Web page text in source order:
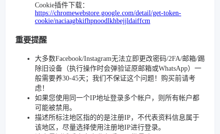
Cookie插件下载：
https://chromewebstore.google.com/detail/get-token-
cookie/naciaagbkifhpnoodlkhbejjldaiffcm
重要提醒
大多数Facebook/Instagram无法立即更改密码/2FA/邮箱/踢
除旧设备（执行操作时会弹验证原邮箱或WhatsApp）一
般需要养30-45天；我们不保证这个问题！购买前请考
虑！
如果您使用同一个IP地址登录多个帐户，则所有帐户都
可能被禁用。
描述所标注地区指的的是注册IP，不代表资料信息属于
该地区，尽量选择使用注册地IP进行登录。